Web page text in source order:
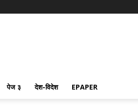
पेज ३ देश-विदेश EPAPER